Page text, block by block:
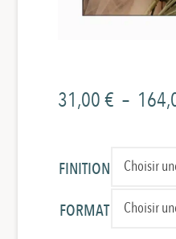
31,00€ –
FINITION
FORMAT